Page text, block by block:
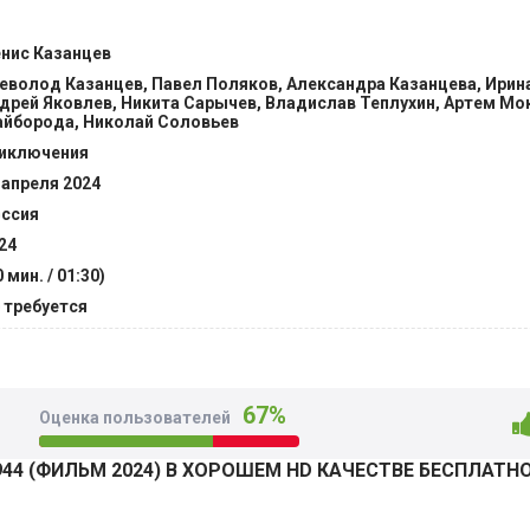
оставаться в стороне. Он самостоятельно решает взять
банды и лично и серьезно их наказать за обиду,
после этого отдать в руки правоохранительных органов.
противостоять бандитом. На помощь к Вовке
и вместе они становятся «мечом возмездия и
серьезных и опасных испытаний, но вместе они
Казанцев
Казанцев, Павел Поляков, Александра Казанцева,
Яковлев, Никита Сарычев, Владислав Теплухин, Артем
Николай Соловьев
2024
мин. / 01:30)
требуется
Оценка пользователей 67%
(ФИЛЬМ 2024) В ХОРОШЕМ HD КАЧЕСТВЕ